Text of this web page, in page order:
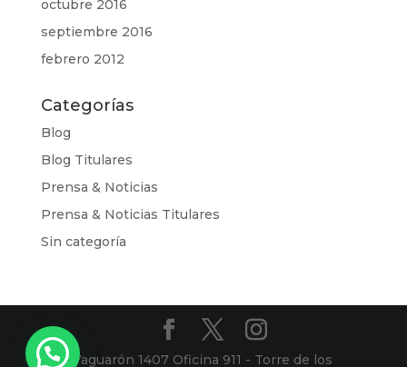
octubre 2016
septiembre 2016
febrero 2012
Categorías
Blog
Blog Titulares
Prensa & Noticias
Prensa & Noticias Titulares
Sin categoría
Yaguarón 1407 Oficina 911 - Torre de los